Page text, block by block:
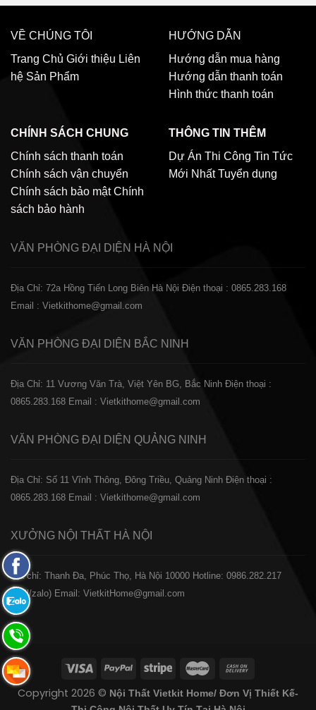
VỀ CHÚNG TÔI
Trang Chủ Giới thiệu Liên
hệ Sản Phẩm
HƯỚNG DẪN
Hướng dẫn mua hàng
Hướng dẫn thanh toán
Hình thức thanh toán
CHÍNH SÁCH CHUNG
Chính sách thanh toán
Chính sách vận chuyển
Chính sách bảo mật Chính
sách bảo hành
THÔNG TIN THÊM
Dự Án Thi Công Tin Tức
Mới Nhất Tuyển dụng
VĂN PHÒNG ĐẠI DIỆN HÀ NỘI
Địa Chỉ: 72a Hồng Tiến Long Biên Hà Nội Điện thoại : 0865.283.168
Email : Vietkithome@gmail.com
VĂN PHÒNG ĐẠI DIỆN BẮC NINH
Địa Chỉ: 11 Vương Văn Trà, Việt Yên BG, Bắc Ninh Điện thoại :
0865.283.168 Email : Vietkithome@gmail.com
VĂN PHÒNG ĐẠI DIỆN QUẢNG NINH
Địa Chỉ: Số 11 Vĩnh Thông, Đông Triều, Quảng Ninh Điện thoại :
0865.283.168 Email : Vietkithome@gmail.com
XƯỞNG NỘI THẤT HÀ NỘI
️Địa chỉ: Thanh Đa, Phúc Thọ, Hà Nội 10000 Hotline: 0986.282.217
(Call/zalo) Email: VietkitHome@gmail.com
Copyright 2026 © Nội Thất Vietkit Home/ Đơn Vị Thiết Kế-
Fanpage
Facebook
Zalo:
0865.283.168
Hotline:
0865.283.168
Hotline:
0865.283.168